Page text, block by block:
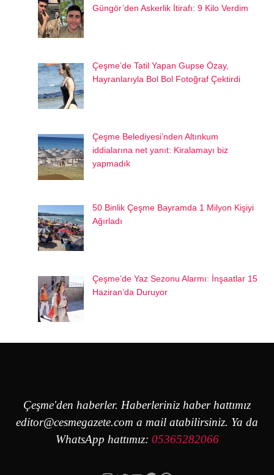
Güngör’den Askerlik İtirafı: 9 Kilo Verdim
Çeşme’de Tatil Yapan Gupse Özay,
Hayranlarıyla Bol Bol Fotoğraf Çektirdi
Çeşme Belediyesi’nden Altınkum
iddialarına net yanıt: Kiralamayı biz
yapmadık
50 Binlik Çeşme Bayramda 1 Milyon Kişiyi
Ağırladı
Çeşme’de Yaz Sezonu Alarmı: İnşaatlar 15
Haziran’da Duruyor
Çeşme'den haberler. Haberleriniz haber hattımız
editor@cesmegazete.com a mail atabilirsiniz. Ya da
WhatsApp hattımız: 05365282066